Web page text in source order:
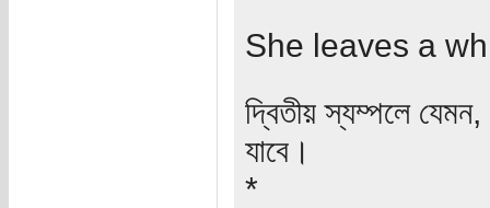
She leaves a
দ্বিতীয় স্যম্পলে
যাবে।
*